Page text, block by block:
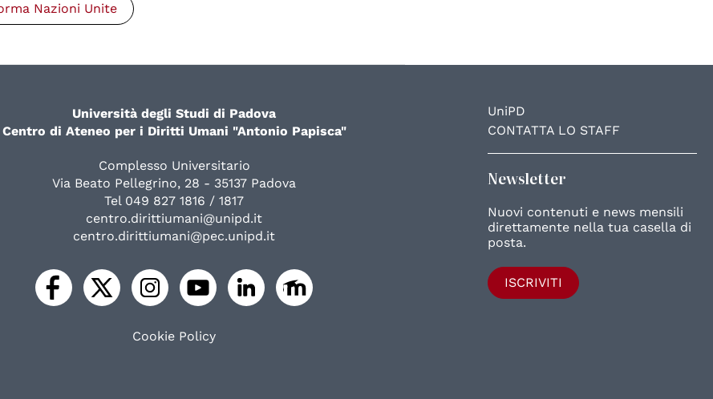
Nazioni Unite
UniPD
CONTATTA LO STAFF
Newsletter
Nuovi contenuti e news mensili
direttamente nella tua casella di
posta.
ISCRIVITI
Università degli Studi di Padova
Centro di Ateneo per i Diritti Umani "Antonio Papisca"
Complesso Universitario
Via Beato Pellegrino, 28 - 35137 Padova
Tel 049 827 1816 / 1817
centro.dirittiumani@unipd.it
centro.dirittiumani@pec.unipd.it
Cookie Policy